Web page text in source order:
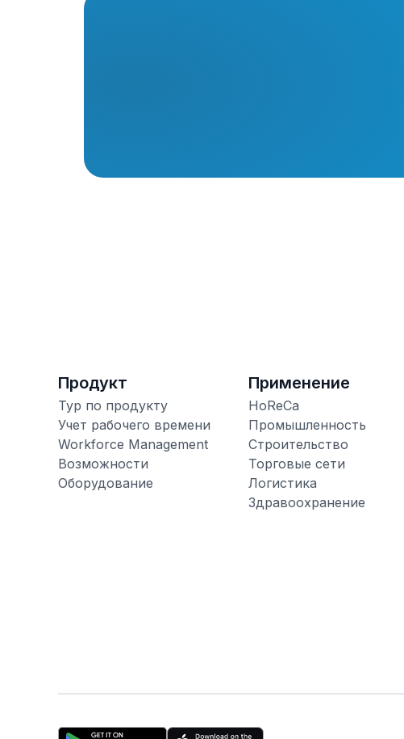
Продукт
Тур по продукту
Учет рабочего времени
Workforce Management
Возможности
Оборудование
Применение
HoReCa
Промышленность
Строительство
Торговые сети
Логистика
Здравоохранение